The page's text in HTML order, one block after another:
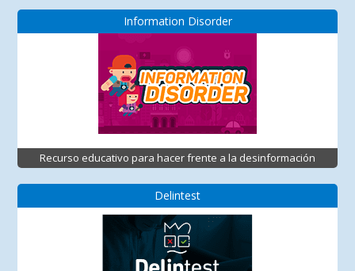
Information Disorder
Recurso educativo para hacer frente a la desinformación
Delintest